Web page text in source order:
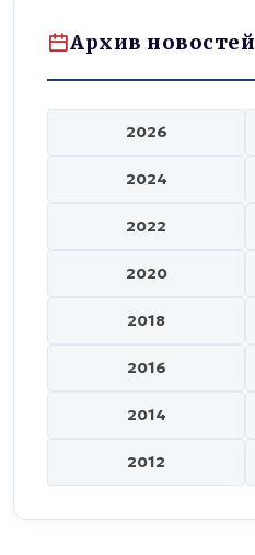
Архив новостей
2026
2024
2022
2020
2018
2016
2014
2012